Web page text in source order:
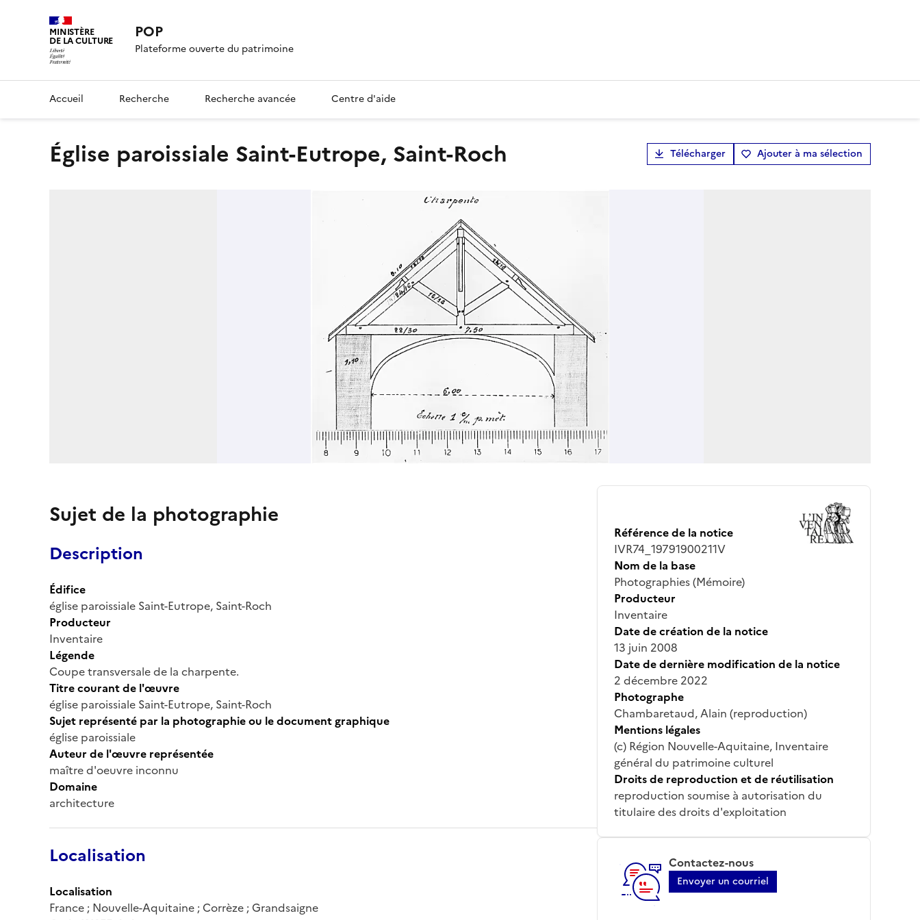
MINISTÈRE
DE LA CULTURE POP
Plateforme ouverte du patrimoine
Accueil Recherche Recherche avancée Centre d'aide
église paroissiale Saint-Eutrope, Saint-Roch Télécharger Ajouter à ma sélection
Sujet de la photographie
Description
Édifice
église paroissiale Saint-Eutrope, Saint-Roch
Producteur
Inventaire
Légende
Coupe transversale de la charpente.
Titre courant de l'œuvre
église paroissiale Saint-Eutrope, Saint-Roch
Sujet représenté par la photographie ou le document graphique
église paroissiale
Auteur de l'œuvre représentée
maître d'oeuvre inconnu
Domaine
architecture
Localisation
Localisation
France ; Nouvelle-Aquitaine ; Corrèze ; Grandsaigne
Référence de la notice
IVR74_19791900211V
Nom de la base
Photographies (Mémoire)
Producteur
Inventaire
Date de création de la notice
13 juin 2008
Date de dernière modification de la notice
2 décembre 2022
Photographe
Chambaretaud, Alain (reproduction)
Mentions légales
(c) Région Nouvelle-Aquitaine, Inventaire
général du patrimoine culturel
Droits de reproduction et de réutilisation
reproduction soumise à autorisation du
titulaire des droits d'exploitation
Contactez-nous
Envoyer un courriel